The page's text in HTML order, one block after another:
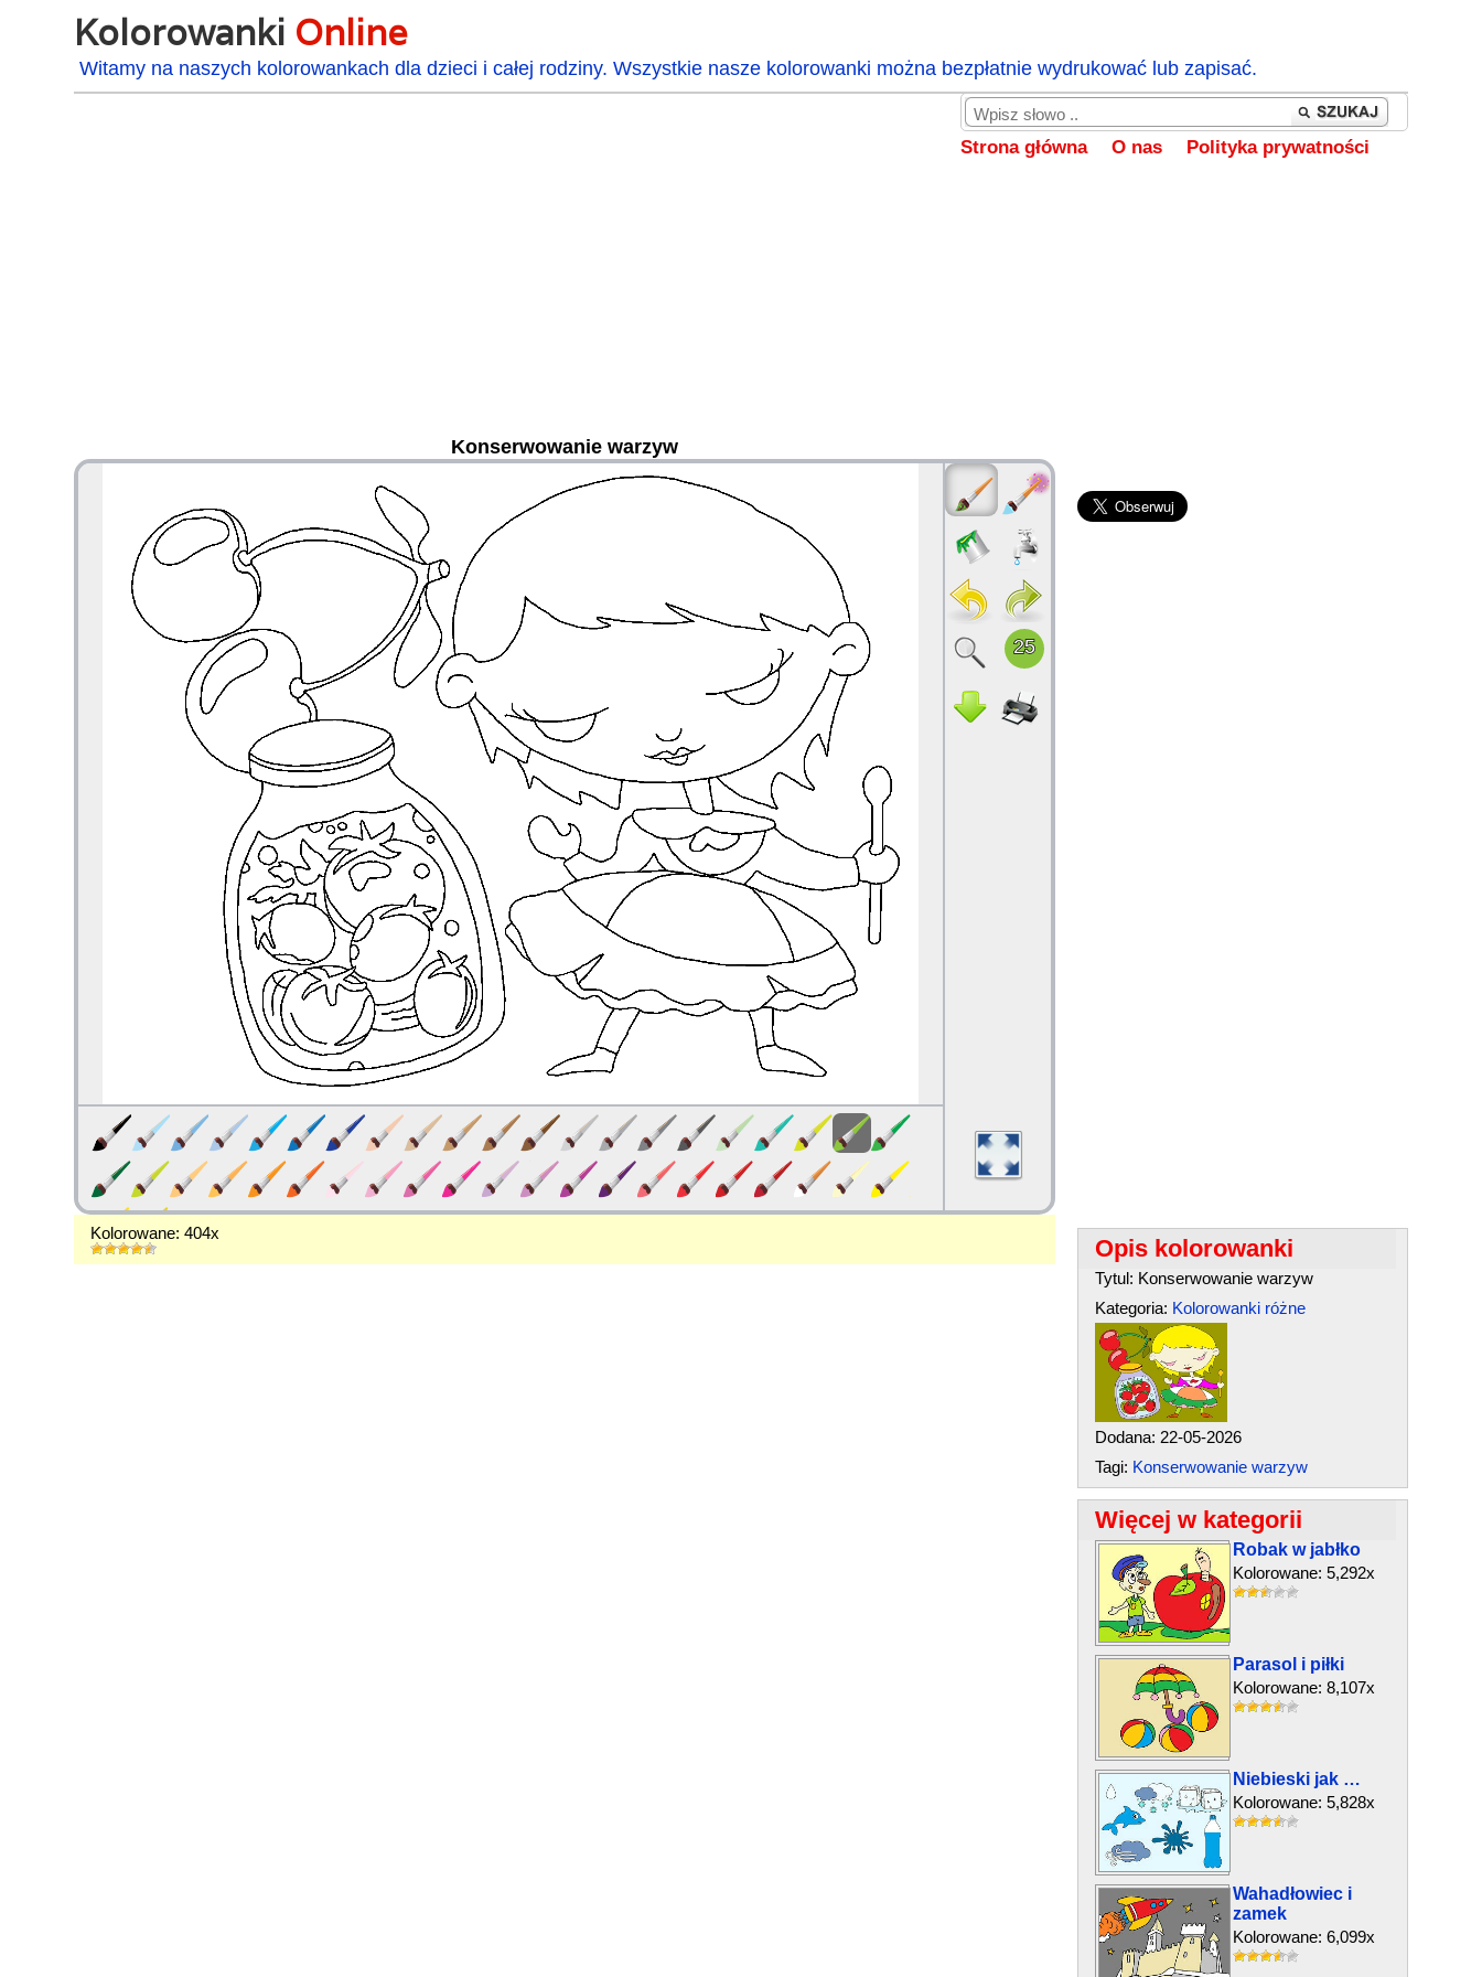
Kolorowanki Online
Witamy na naszych kolorowankach dla dzieci i całej rodziny. Wszystkie nasze kolorowanki można bezpłatnie wydrukować lub zapisać.
Strona główna O nas Polityka prywatności
Konserwowanie warzyw
Kolorowane: 404x
Opis kolorowanki
Tytul: Konserwowanie warzyw
Kategoria: Kolorowanki różne
Dodana: 22-05-2026
Tagi: Konserwowanie warzyw
Więcej w kategorii
Robak w jabłko
Kolorowane: 5,292x
Parasol i piłki
Kolorowane: 8,107x
Niebieski jak …
Kolorowane: 5,828x
Wahadłowiec i
zamek
Kolorowane: 6,099x